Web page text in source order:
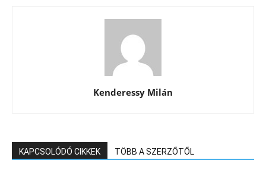
Kenderessy Milán
KAPCSOLÓDÓ CIKKEK TÖBB A SZERZŐTŐL